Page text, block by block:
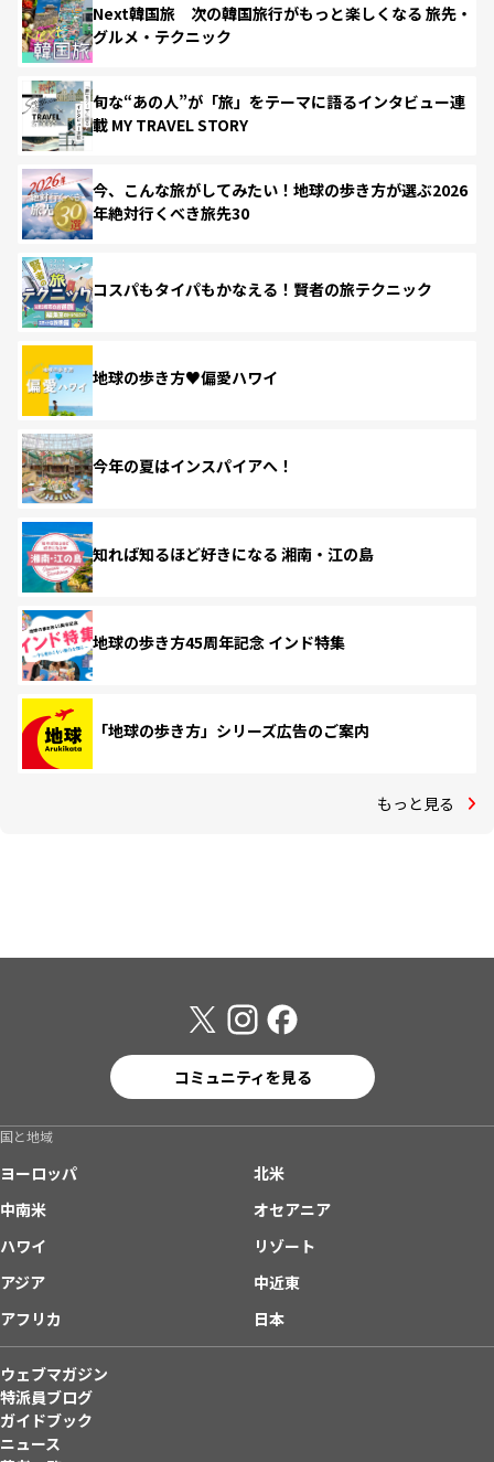
Next韓国旅 次の韓国旅行がもっと楽しくなる 旅先・
グルメ・テクニック
旬な“あの人”が「旅」をテーマに語るインタビュー連
載 MY TRAVEL STORY
今、こんな旅がしてみたい！地球の歩き方が選ぶ2026
年絶対行くべき旅先30
コスパもタイパもかなえる！賢者の旅テクニック
地球の歩き方♥偏愛ハワイ
今年の夏はインスパイアへ！
知れば知るほど好きになる 湘南・江の島
地球の歩き方45周年記念 インド特集
「地球の歩き方」シリーズ広告のご案内
もっと見る
コミュニティを見る
国と地域
ヨーロッパ
北米
中南米
オセアニア
ハワイ
リゾート
アジア
中近東
アフリカ
日本
ウェブマガジン
特派員ブログ
ガイドブック
ニュース